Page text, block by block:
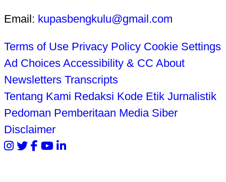
Email: kupasbengkulu@gmail.com
Terms of Use Privacy Policy Cookie Settings
Ad Choices Accessibility & CC About
Newsletters Transcripts
Tentang Kami Redaksi Kode Etik Jurnalistik
Pedoman Pemberitaan Media Siber
Disclaimer